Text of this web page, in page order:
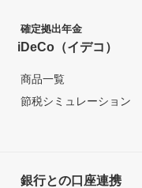
確定拠出年金
iDeCo（イデコ）
商品一覧
節税シミュレーション
銀行との口座連携